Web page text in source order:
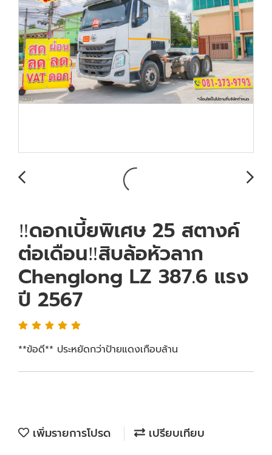
‼️ดอกเบี้ยพิเศษ 25 สตางค์
ต่อเดือน‼️สิบล้อหัวลาก
Chenglong LZ 387.6 แรง
ปี 2567
**ข้อดี** ประหยัดกว่าป้ายแดงเกือบล้าน
เพิ่มรายการโปรด เปรียบเทียบ